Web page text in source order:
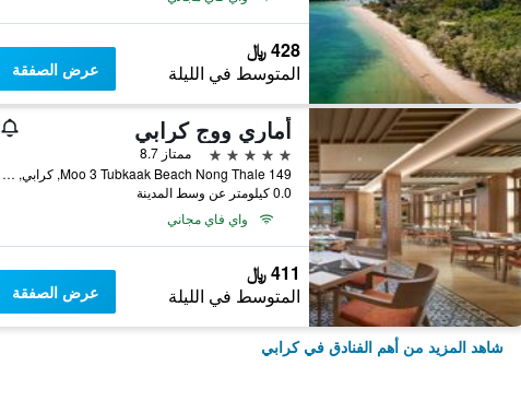
428 ﷼
المتوسط في الليلة عرض الصفقة
أماري ووج كرابي
5 نجوم
ممتاز 8.7
149 Moo 3 Tubkaak Beach Nong Thale, كرابي, تايلاند
0.0 كيلومتر عن وسط المدينة
واي فاي مجاني
411 ﷼
المتوسط في الليلة عرض الصفقة
شاهد المزيد من أهم الفنادق في كرابي